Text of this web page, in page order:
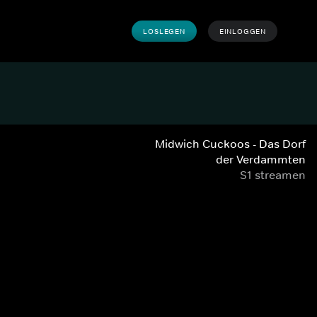
LOSLEGEN EINLOGGEN
Midwich Cuckoos - Das Dorf
der Verdammten
S1 streamen